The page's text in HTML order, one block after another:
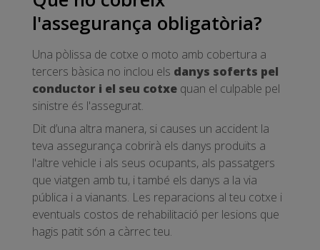
l'assegurança obligatòria?
Una pòlissa de cotxe o moto amb cobertura a
tercers bàsica no inclou els danys soferts pel
conductor i el seu cotxe quan el culpable pel
sinistre és l'assegurat.
Dit d’una altra manera, si causes un accident la
teva assegurança cobrirà els danys produïts a
l'altre vehicle i als seus ocupants, als passatgers
que viatgen amb tu, i també els danys a la via
pública i a vianants. Les reparacions al teu cotxe i
eventuals costos de rehabilitació per lesions que
hagis patit són a càrrec teu.